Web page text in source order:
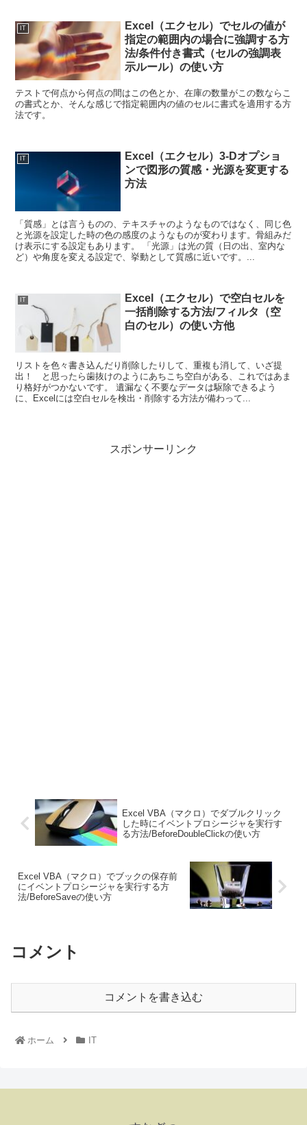
IT
Excel（エクセル）でセルの値が
指定の範囲内の場合に強調する方
法/条件付き書式（セルの強調表
示ルール）の使い方
テストで何点から何点の間はこの色とか、在庫の数量がこの数ならこ
の書式とか、そんな感じで指定範囲内の値のセルに書式を適用する方
法です。
IT
Excel（エクセル）3-Dオプショ
ンで図形の質感・光源を変更する
方法
「質感」とは言うものの、テキスチャのようなものではなく、同じ色
と光源を設定した時の色の感度のようなものが変わります。骨組みだ
け表示にする設定もあります。 「光源」は光の質（日の出、室内な
ど）や角度を変える設定で、挙動として質感に近いです。...
IT
Excel（エクセル）で空白セルを
一括削除する方法/フィルタ（空
白のセル）の使い方他
リストを色々書き込んだり削除したりして、重複も消して、いざ提
出！ と思ったら歯抜けのようにあちこち空白がある、これではあま
り格好がつかないです。 遺漏なく不要なデータは駆除できるよう
に、Excelには空白セルを検出・削除する方法が備わって...
スポンサーリンク
Excel VBA（マクロ）でダブルクリック
した時にイベントプロシージャを実行す
る方法/BeforeDoubleClickの使い方
Excel VBA（マクロ）でブックの保存前
にイベントプロシージャを実行する方
法/BeforeSaveの使い方
コメント
コメントを書き込む
ホーム IT